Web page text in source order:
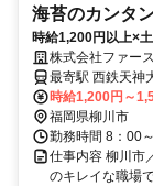
海苔のカンタ
時給1,200円以上×
職場でコツコツ快適
株式会社ファー
最寄駅 西鉄天神
時給1,200円～
福岡県柳川市
勤務時間 8：00
仕事内容 柳川市
のキレイな職場